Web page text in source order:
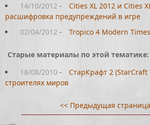
14/10/2012 -
Cities XL 2012 и Cities
расшифровка предупреждений в игре
02/04/2012 - Tropico 4 Modern
Старые материалы по этой тематике:
18/08/2010 -
СтарКрафт 2 (StarCraft
строителях миров
<< Предыдущая страница